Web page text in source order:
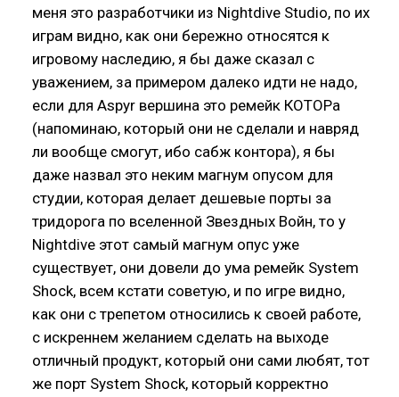
меня это разработчики из Nightdive Studio, по их
играм видно, как они бережно относятся к
игровому наследию, я бы даже сказал с
уважением, за примером далеко идти не надо,
если для Aspyr вершина это ремейк КОТОРа
(напоминаю, который они не сделали и навряд
ли вообще смогут, ибо сабж контора), я бы
даже назвал это неким магнум опусом для
студии, которая делает дешевые порты за
тридорога по вселенной Звездных Войн, то у
Nightdive этот самый магнум опус уже
существует, они довели до ума ремейк System
Shock, всем кстати советую, и по игре видно,
как они с трепетом относились к своей работе,
с искреннем желанием сделать на выходе
отличный продукт, который они сами любят, тот
же порт System Shock, который корректно